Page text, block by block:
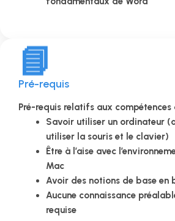
📘
Pré-requis
Pré-requis relatifs aux compétences
Savoir utiliser un ordinateur
utiliser la souris et le clavier)
Être à l’aise avec
Mac
Avoir des notions de base en
Aucune connaissance
requise